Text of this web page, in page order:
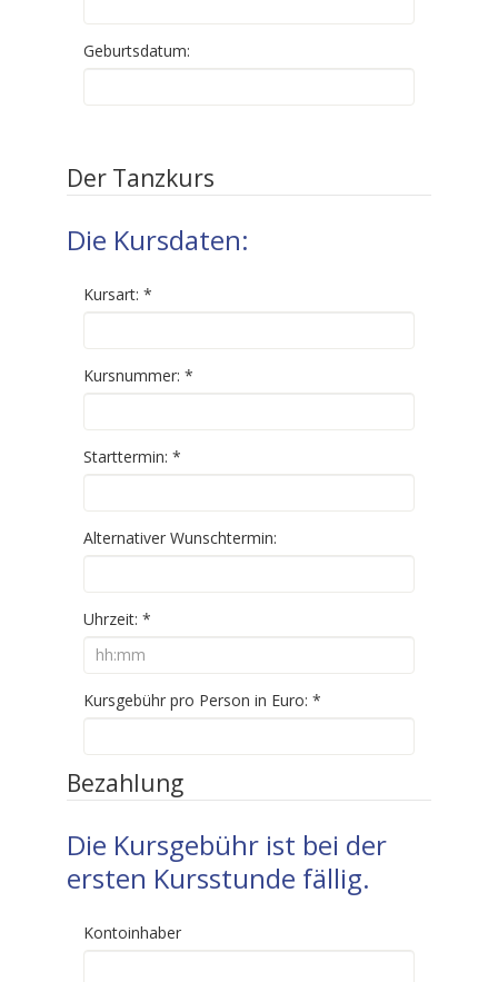
Geburtsdatum:
Der Tanzkurs
Die Kursdaten:
Kursart: *
Kursnummer: *
Starttermin: *
Alternativer Wunschtermin:
Uhrzeit: *
Kursgebühr pro Person in Euro: *
Bezahlung
Die Kursgebühr ist bei der
ersten Kursstunde fällig.
Kontoinhaber